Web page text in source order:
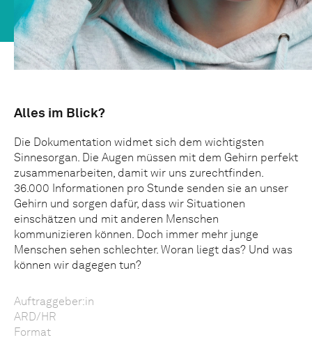
Alles im Blick?
Die Dokumentation widmet sich dem wichtigsten
Sinnesorgan. Die Augen müssen mit dem Gehirn perfekt
zusammenarbeiten, damit wir uns zurechtfinden.
36.000 Informationen pro Stunde senden sie an unser
Gehirn und sorgen dafür, dass wir Situationen
einschätzen und mit anderen Menschen
kommunizieren können. Doch immer mehr junge
Menschen sehen schlechter. Woran liegt das? Und was
können wir dagegen tun?
Auftraggeber:in
ARD/HR
Format